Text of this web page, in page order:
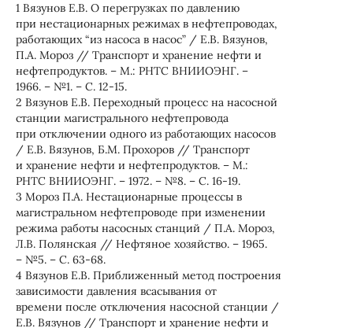
1 Вязунов Е.В. О перегрузках по давлению
при нестационарных режимах в нефтепроводах,
работающих “из насоса в насос” / Е.В. Вязунов,
П.А. Мороз // Транспорт и хранение нефти и
нефтепродуктов. – М.: РНТС ВНИИОЭНГ. –
1966. – №1. – С. 12-15.
2 Вязунов Е.В. Переходный процесс на насосной
станции магистрального нефтепровода
при отключении одного из работающих насосов
/ Е.В. Вязунов, Б.М. Прохоров // Транспорт
и хранение нефти и нефтепродуктов. – М.:
РНТС ВНИИОЭНГ. – 1972. – №8. – С. 16-19.
3 Мороз П.А. Нестационарные процессы в
магистральном нефтепроводе при изменении
режима работы насосных станций / П.А. Мороз,
Л.В. Полянская // Нефтяное хозяйство. – 1965.
– №5. – С. 63-68.
4 Вязунов Е.В. Приближенный метод построения
зависимости давления всасывания от
времени после отключения насосной станции /
Е.В. Вязунов // Транспорт и хранение нефти и